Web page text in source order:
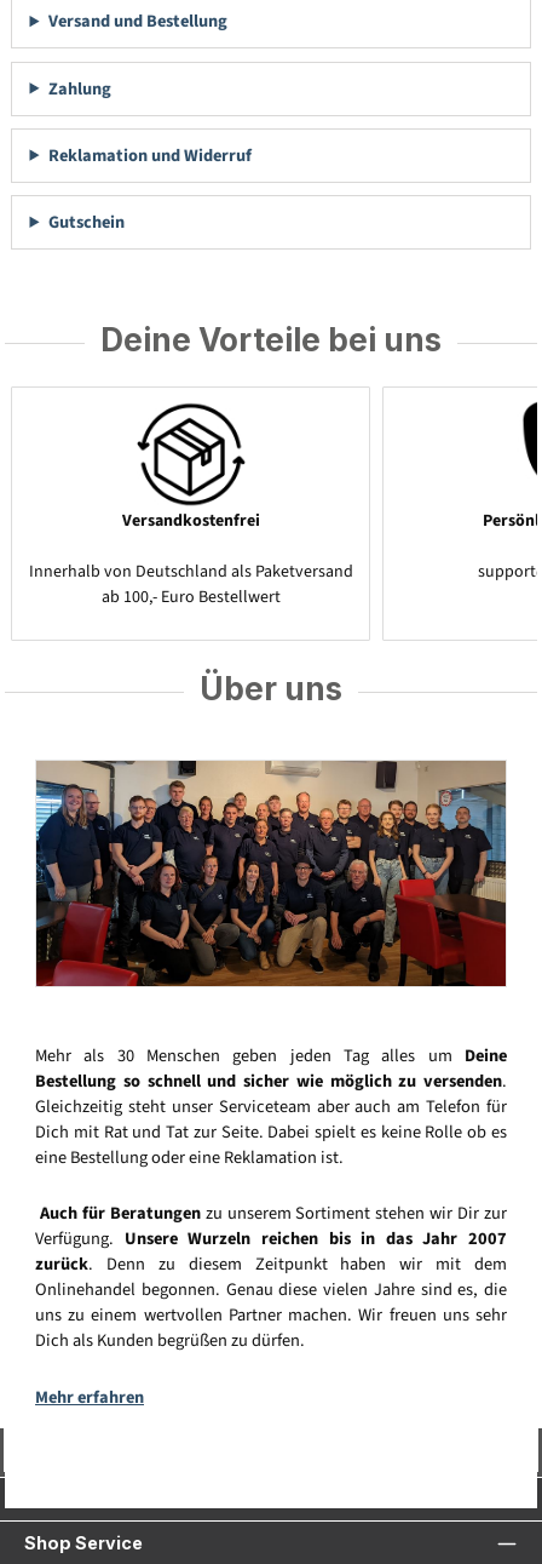
Versand und Bestellung
Zahlung
Reklamation und Widerruf
Gutschein
Deine Vorteile bei uns
Versandkostenfrei
Innerhalb von Deutschland als Paketversand
ab 100,- Euro Bestellwert
Über uns
Mehr als 30 Menschen geben jeden Tag alles um Deine
Bestellung so schnell und sicher wie möglich zu versenden.
Gleichzeitig steht unser Serviceteam aber auch am Telefon für
Dich mit Rat und Tat zur Seite. Dabei spielt es keine Rolle ob es
eine Bestellung oder eine Reklamation ist.
Auch für Beratungenzu unserem Sortiment stehen wir Dir zur
Verfügung. Unsere Wurzeln reichen bis in das Jahr 2007
zurück. Denn zu diesem Zeitpunkt haben wir mit dem
Onlinehandel begonnen. Genau diese vielen Jahre sind es, die
uns zu einem wertvollen Partner machen. Wir freuen uns sehr
Dich als Kunden begrüßen zu dürfen.
Mehr erfahren
Shop Service